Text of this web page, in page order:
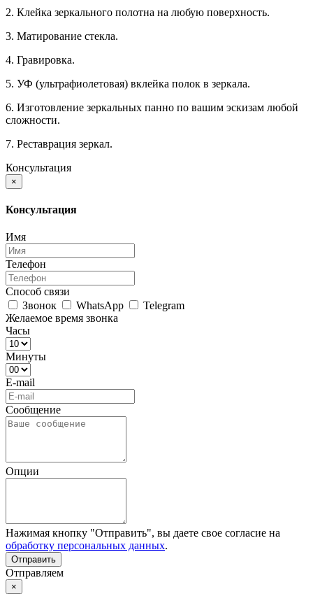
2. Клейка зеркального полотна на любую поверхность.
3. Матирование стекла.
4. Гравировка.
5. УФ (ультрафиолетовая) вклейка полок в зеркала.
6. Изготовление зеркальных панно по вашим эскизам любой
сложности.
7. Реставрация зеркал.
Консультация
×
Консультация
Имя
Телефон
Способ связи
Звонок
WhatsApp
Telegram
Желаемое время звонка
Часы
Минуты
E-mail
Сообщение
Опции
Нажимая кнопку "Отправить", вы даете свое согласие на
обработку персональных данных.
Отправляем
×